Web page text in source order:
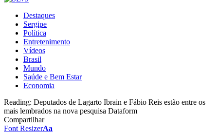
Destaques
Sergipe
Política
Entretenimento
Vídeos
Brasil
Mundo
Saúde e Bem Estar
Economia
Reading: Deputados de Lagarto Ibrain e Fábio Reis estão entre os
mais lembrados na nova pesquisa Dataform
Compartilhar
Font ResizerAa